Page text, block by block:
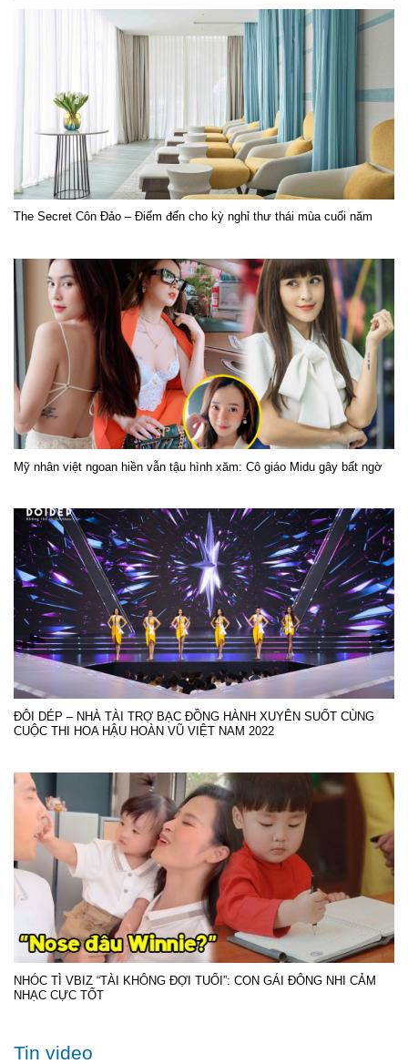
The Secret Côn Đảo – Điểm đến cho kỳ nghỉ thư thái mùa cuối năm
Mỹ nhân việt ngoan hiền vẫn tậu hình xăm: Cô giáo Midu gây bất ngờ
ĐÔI DÉP – NHÀ TÀI TRỢ BẠC ĐỒNG HÀNH XUYÊN SUỐT CÙNG
CUỘC THI HOA HẬU HOÀN VŨ VIỆT NAM 2022
NHÓC TÌ VBIZ “TÀI KHÔNG ĐỢI TUỔI”: CON GÁI ĐÔNG NHI CẢM
NHẠC CỰC TỐT
Tin video